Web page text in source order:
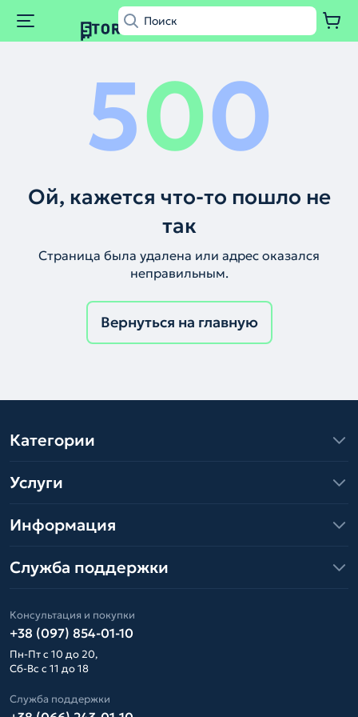
500
Ой, кажется что-то пошло не
так
Страница была удалена или адрес оказался
неправильным.
Вернуться на главную
Категории
Услуги
Информация
Служба поддержки
Консультация и покупки
+38 (097) 854-01-10
Пн-Пт с 10 до 20,
Сб-Вс с 11 до 18
Служба поддержки